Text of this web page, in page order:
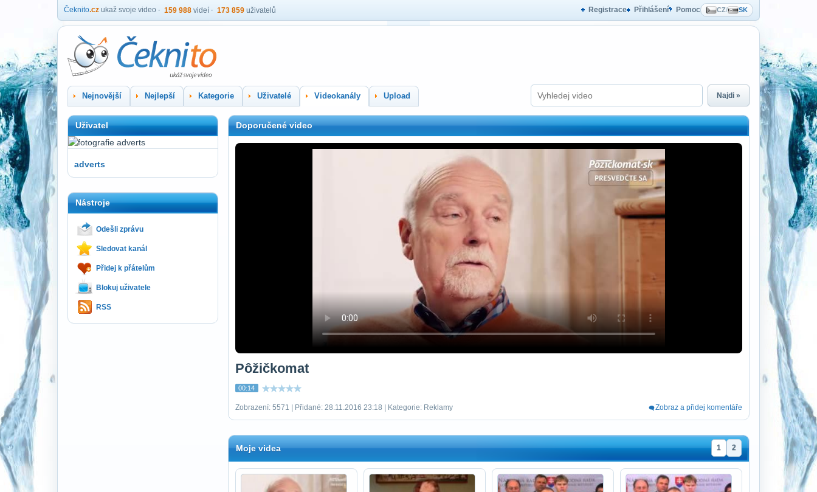
Čeknito.cz ukaž svoje video 159 988 videí 173 859 uživatelů Registrace Přihlášení Pomoc CZ/ SK
Nejnovější Nejlepší Kategorie Uživatelé Videokanály Upload Najdi »
Uživatel
adverts
Nástroje
Odešli zprávu
Sledovat kanál
Přidej k přátelům
Blokuj uživatele
RSS
Doporučené video
Pôžičkomat
00:14
Zobrazení: 5571 | Přidané: 28.11.2016 23:18 | Kategorie: Reklamy Zobraz a přidej komentáře
Moje videa 1 2